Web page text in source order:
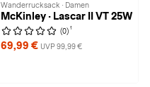
Wanderrucksack · Damen
McKinley · Lascar II VT 25W
(0) 1
69,99 € UVP 99,99 €